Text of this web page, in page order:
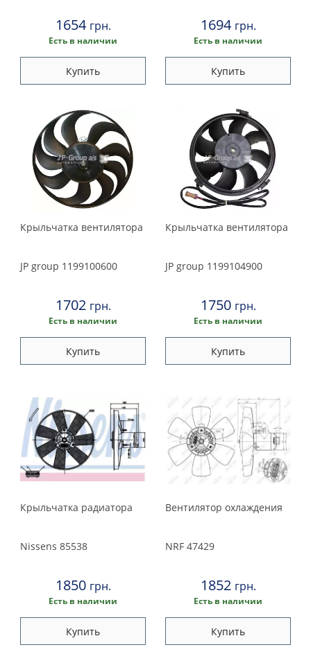
Toyota
Volkswagen
Volvo
1654 грн.
Есть в наличии
Купить
1694 грн.
Есть в наличии
Купить
Крыльчатка вентилятора
JP group 1199100600
1702 грн.
Есть в наличии
Купить
Крыльчатка вентилятора
JP group 1199104900
1750 грн.
Есть в наличии
Купить
Крыльчатка радиатора
Nissens 85538
1850 грн.
Есть в наличии
Купить
Вентилятор охлаждения
NRF 47429
1852 грн.
Есть в наличии
Купить